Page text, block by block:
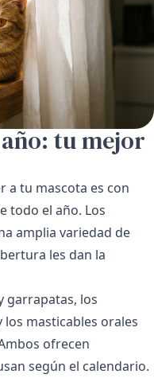
tu mejor
a tu mascota es con
todo el año. Los
amplia variedad de
les dan la
garrapatas, los
masticables orales
ofrecen
según el calendario.